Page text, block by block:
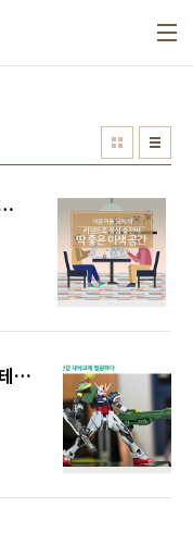
동심 충전에 딱 좋은 이색 공간
[키덜트족 문화] 키덜트족, 장난감 재테크에 열광하다